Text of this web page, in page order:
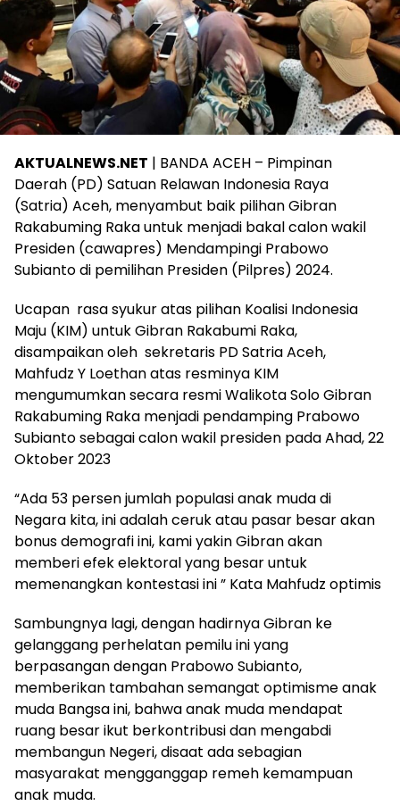
AKTUALNEWS.NET | BANDA ACEH – Pimpinan
Daerah (PD) Satuan Relawan Indonesia Raya
(Satria) Aceh, menyambut baik pilihan Gibran
Rakabuming Raka untuk menjadi bakal calon wakil
Presiden (cawapres) Mendampingi Prabowo
Subianto di pemilihan Presiden (Pilpres) 2024.
Ucapan rasa syukur atas pilihan Koalisi Indonesia
Maju (KIM) untuk Gibran Rakabumi Raka,
disampaikan oleh sekretaris PD Satria Aceh,
Mahfudz Y Loethan atas resminya KIM
mengumumkan secara resmi Walikota Solo Gibran
Rakabuming Raka menjadi pendamping Prabowo
Subianto sebagai calon wakil presiden pada Ahad, 22
Oktober 2023
“Ada 53 persen jumlah populasi anak muda di
Negara kita, ini adalah ceruk atau pasar besar akan
bonus demografi ini, kami yakin Gibran akan
memberi efek elektoral yang besar untuk
memenangkan kontestasi ini ” Kata Mahfudz optimis
Sambungnya lagi, dengan hadirnya Gibran ke
gelanggang perhelatan pemilu ini yang
berpasangan dengan Prabowo Subianto,
memberikan tambahan semangat optimisme anak
muda Bangsa ini, bahwa anak muda mendapat
ruang besar ikut berkontribusi dan mengabdi
membangun Negeri, disaat ada sebagian
masyarakat mengganggap remeh kemampuan
anak muda.